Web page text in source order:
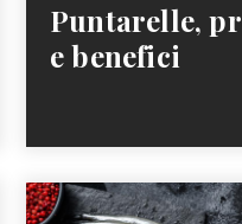
Puntarelle,
e benefici